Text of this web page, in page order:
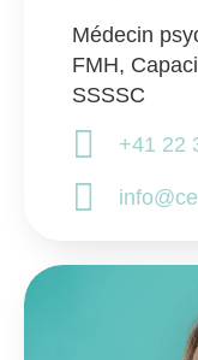
Médecin
FMH,
SSSSC
+41 22